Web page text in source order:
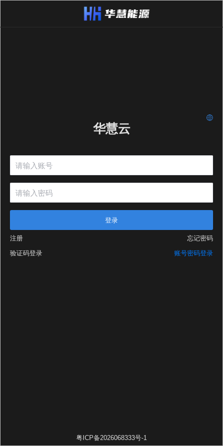
华慧云
登录
注册
忘记密码
验证码登录
账号密码登录
粤ICP备2026068333号-1